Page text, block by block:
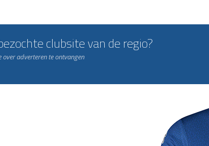
clubsite van de regio?
over adverteren te ontvangen